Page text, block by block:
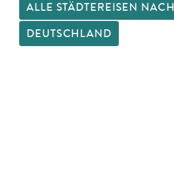
ALLE STÄDTEREISEN NACH
DEUTSCHLAND